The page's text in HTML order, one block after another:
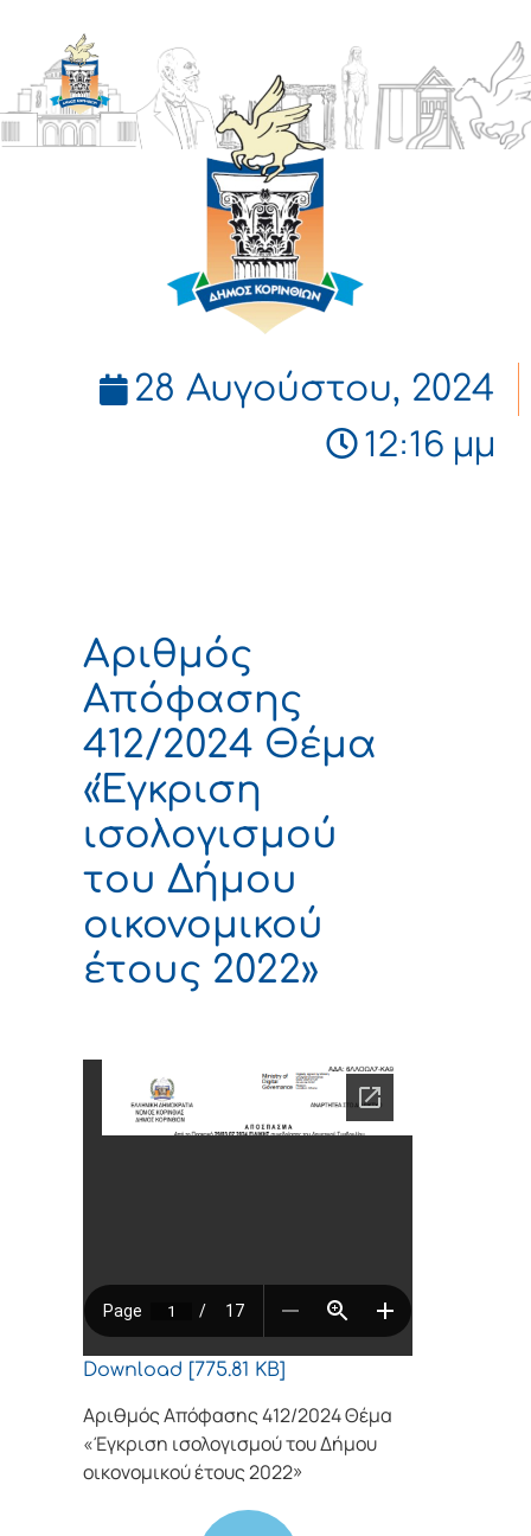
ΔΗΜΟΣ
ΚΟΡΙΝΘΙΩΝ
28 Αυγούστου, 2024
12:16 μμ
Αριθμός
Απόφασης
412/2024 Θέμα
«Έγκριση
ισολογισμού
του Δήμου
οικονομικού
έτους 2022»
Download [775.81 KB]
Αριθμός Απόφασης 412/2024 Θέμα
«Έγκριση ισολογισμού του Δήμου
οικονομικού έτους 2022»